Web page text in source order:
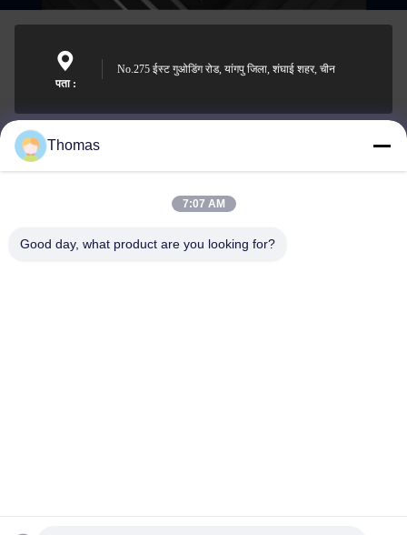
पता :
No.275 ईस्ट गुओडिंग रोड, यांगपु जिला, शंघाई शहर, चीन
sales21@jimagroup.com
Thomas
7:07 AM
Good day, what product are you looking for?